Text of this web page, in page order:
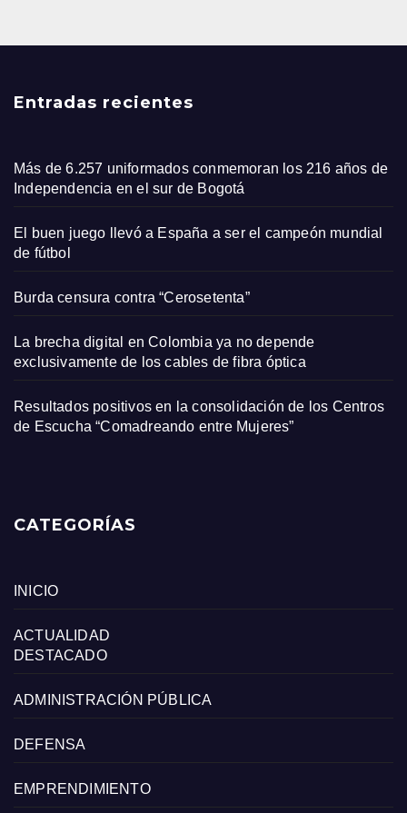
Entradas recientes
Más de 6.257 uniformados conmemoran los 216 años de
Independencia en el sur de Bogotá
El buen juego llevó a España a ser el campeón mundial
de fútbol
Burda censura contra “Cerosetenta”
La brecha digital en Colombia ya no depende
exclusivamente de los cables de fibra óptica
Resultados positivos en la consolidación de los Centros
de Escucha “Comadreando entre Mujeres”
CATEGORÍAS
INICIO
ACTUALIDAD
DESTACADO
ADMINISTRACIÓN PÚBLICA
DEFENSA
EMPRENDIMIENTO